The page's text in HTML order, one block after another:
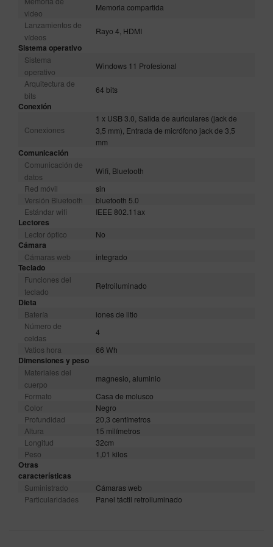
video
Memoria compartida
Lanzamientos de
vídeos
Rayo 4, HDMI
Sistema operativo
Sistema
operativo
Windows 11 Profesional
Arquitectura de
bits
64 bits
Conexión
Conexiones
1 x USB 3.0, Salida de auriculares (jack de
3,5 mm), Entrada de micrófono jack de 3,5
mm
Comunicación
Comunicación de
datos
Wifi, Bluetooth
Red móvil
sin
Versión Bluetooth
bluetooth 5.0
Estándar wifi
IEEE 802.11ax
Lectores
Lector óptico No
Cámara
Cámaras web integrado
Teclado
Funciones del
teclado
Retroiluminado
Dieta
Batería
iones de litio
Número de
celdas
4
Vatios hora
66 Wh
Dimensiones y peso
Materiales del
cuerpo
magnesio, aluminio
Formato
Casa de molusco
Color
Negro
Profundidad
20,3 centímetros
Altura
15 milímetros
Longitud
32cm
Peso
1,01 kilos
Otras
características
Suministrado
Cámaras web
Particularidades
Panel táctil retroiluminado